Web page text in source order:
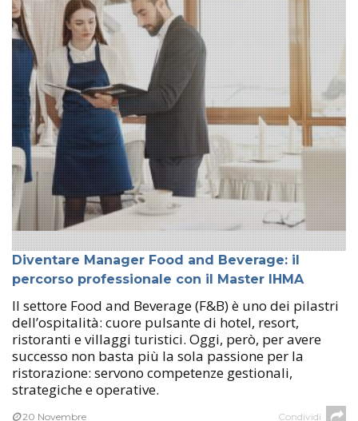
Diventare Manager Food and Beverage: il
percorso professionale con il Master IHMA
Il settore Food and Beverage (F&B) è uno dei pilastri
dell’ospitalità: cuore pulsante di hotel, resort,
ristoranti e villaggi turistici. Oggi, però, per avere
successo non basta più la sola passione per la
ristorazione: servono competenze gestionali,
strategiche e operative.
20 Novembre Condividi